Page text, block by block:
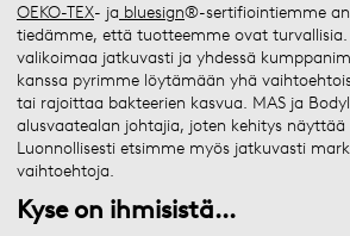
OEKO-TEX- ja bluesign®-sertifiointiemme
tiedämme, että tuotteemme ovat
valikoimaa jatkuvasti ja yhdessä
kanssa pyrimme löytämään yhä
tai rajoittaa bakteerien kasvua. MAS ja
alusvaatealan johtajia, joten kehitys
Luonnollisesti etsimme myös jatkuvasti
vaihtoehtoja.
Kyse on ihmisistä...